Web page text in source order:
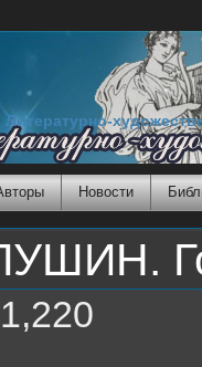
Литературно-
Новости
1,220